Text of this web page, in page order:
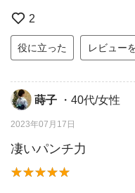
2
役に立った レビュー
蒔子 ・40代/女性
2023年07月17日
凄いパンチ力